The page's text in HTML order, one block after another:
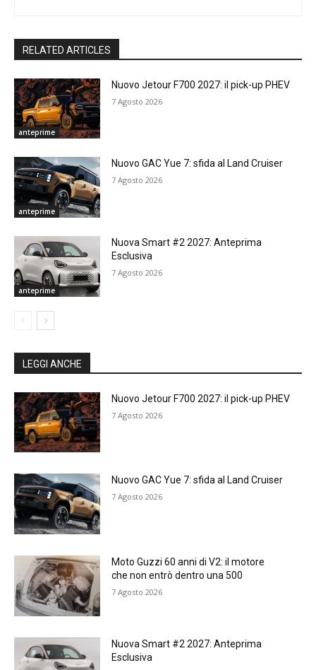
RELATED ARTICLES
anteprime
Nuovo Jetour F700 2027: il pick-up PHEV
7 Agosto 2026
anteprime
Nuovo GAC Yue 7: sfida al Land Cruiser
7 Agosto 2026
anteprime
Nuova Smart #2 2027: Anteprima
Esclusiva
7 Agosto 2026
LEGGI ANCHE
Nuovo Jetour F700 2027: il pick-up PHEV
7 Agosto 2026
Nuovo GAC Yue 7: sfida al Land Cruiser
7 Agosto 2026
Moto Guzzi 60 anni di V2: il motore
che non entrò dentro una 500
7 Agosto 2026
Nuova Smart #2 2027: Anteprima
Esclusiva